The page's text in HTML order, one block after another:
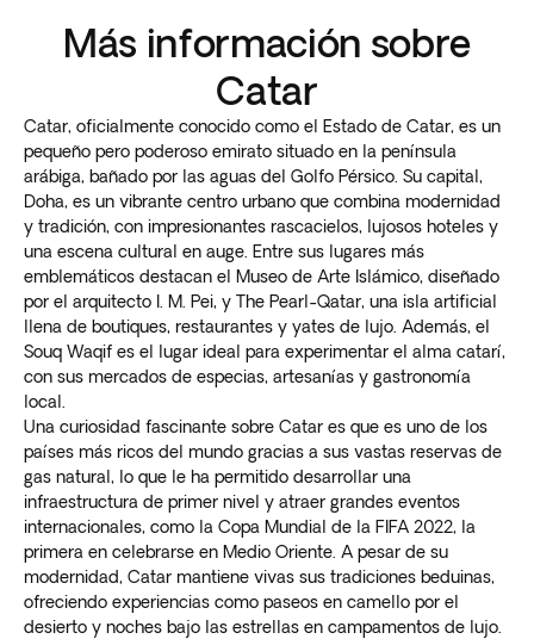
Más información sobre
Catar
Catar, oficialmente conocido como el Estado de Catar, es un
pequeño pero poderoso emirato situado en la península
arábiga, bañado por las aguas del Golfo Pérsico. Su capital,
Doha, es un vibrante centro urbano que combina modernidad
y tradición, con impresionantes rascacielos, lujosos hoteles y
una escena cultural en auge. Entre sus lugares más
emblemáticos destacan el Museo de Arte Islámico, diseñado
por el arquitecto I. M. Pei, y The Pearl-Qatar, una isla artificial
llena de boutiques, restaurantes y yates de lujo. Además, el
Souq Waqif es el lugar ideal para experimentar el alma catarí,
con sus mercados de especias, artesanías y gastronomía
local.
Una curiosidad fascinante sobre Catar es que es uno de los
países más ricos del mundo gracias a sus vastas reservas de
gas natural, lo que le ha permitido desarrollar una
infraestructura de primer nivel y atraer grandes eventos
internacionales, como la Copa Mundial de la FIFA 2022, la
primera en celebrarse en Medio Oriente. A pesar de su
modernidad, Catar mantiene vivas sus tradiciones beduinas,
ofreciendo experiencias como paseos en camello por el
desierto y noches bajo las estrellas en campamentos de lujo.